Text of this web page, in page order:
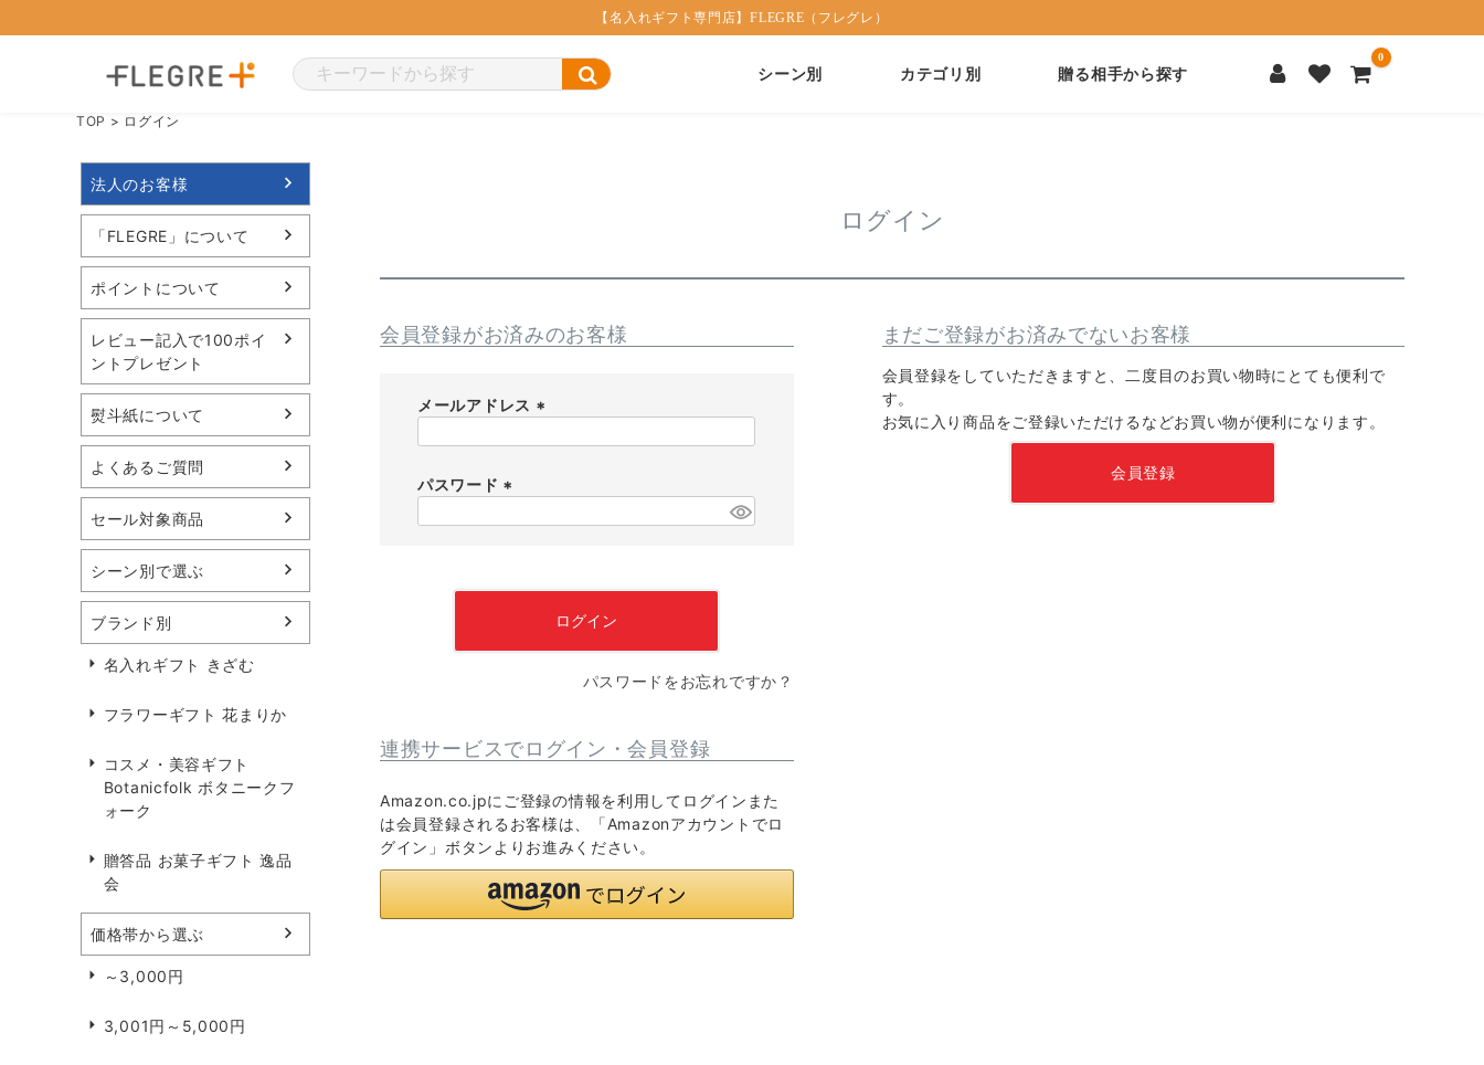
【名入れギフト専門店】FLEGRE（フレグレ）
シーン別 カテゴリ別 贈る相手から探す
0
TOP ログイン
法人のお客様
「FLEGRE」について
ポイントについて
レビュー記入で100ポイ
ントプレゼント
熨斗紙について
よくあるご質問
セール対象商品
シーン別で選ぶ
ブランド別
名入れギフト きざむ
フラワーギフト 花まりか
コスメ・美容ギフト
Botanicfolk ボタニークフ
ォーク
贈答品 お菓子ギフト 逸品
会
価格帯から選ぶ
～3,000円
3,001円～5,000円
ログイン
会員登録がお済みのお客様
メールアドレス
パスワード
ログイン
パスワードをお忘れですか？
連携サービスでログイン・会員登録
Amazon.co.jpにご登録の情報を利用してログインまた
は会員登録されるお客様は、「Amazonアカウントでロ
グイン」ボタンよりお進みください。
まだご登録がお済みでないお客様
会員登録をしていただきますと、二度目のお買い物時にとても便利で
す。
お気に入り商品をご登録いただけるなどお買い物が便利になります。
会員登録